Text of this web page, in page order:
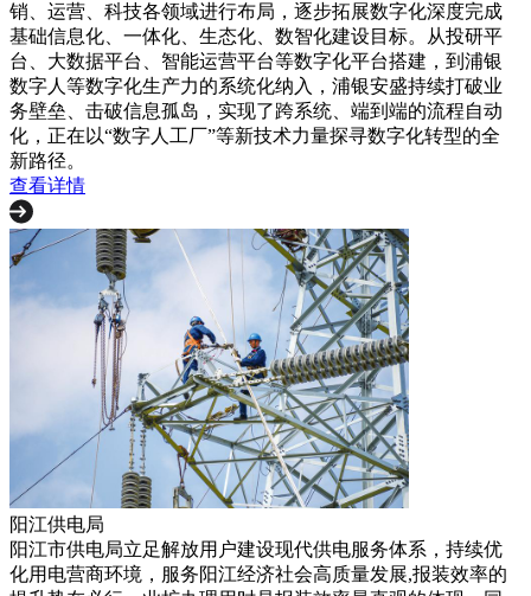
销、运营、科技各领域进行布局，逐步拓展数字化深度完成
基础信息化、一体化、生态化、数智化建设目标。从投研平
台、大数据平台、智能运营平台等数字化平台搭建，到浦银
数字人等数字化生产力的系统化纳入，浦银安盛持续打破业
务壁垒、击破信息孤岛，实现了跨系统、端到端的流程自动
化，正在以“数字人工厂”等新技术力量探寻数字化转型的全
新路径。
查看详情
阳江供电局
阳江市供电局立足解放用户建设现代供电服务体系，持续优
化用电营商环境，服务阳江经济社会高质量发展,报装效率的